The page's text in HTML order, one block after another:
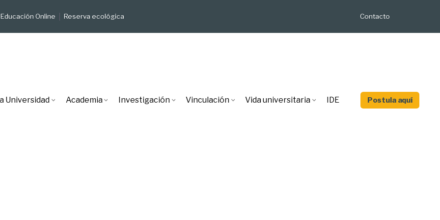
Educación Online Reserva ecológica Contacto
Universidad Academia Investigación Vinculación Vida universitaria IDE Postula aquí